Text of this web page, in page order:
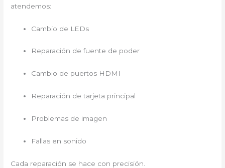
atendemos:
Cambio de LEDs
Reparación de fuente de poder
Cambio de puertos HDMI
Reparación de tarjeta principal
Problemas de imagen
Fallas en sonido
Cada reparación se hace con precisión.